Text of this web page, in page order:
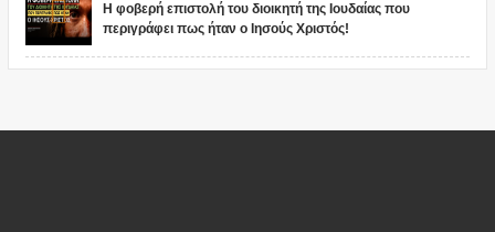
Η φοβερή επιστολή του διοικητή της Ιουδαίας που
περιγράφει πως ήταν ο Ιησούς Χριστός!